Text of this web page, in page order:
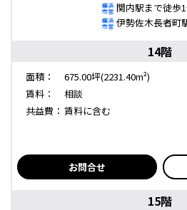
関内駅まで徒歩
伊勢佐木長者町
14階
面積：
675.00坪(2231.40m²)
賃料：
相談
共益費： 賃料に含む
お問合せ
15階